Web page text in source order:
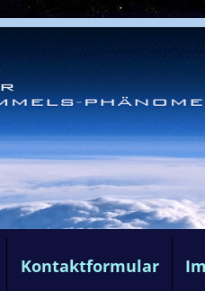
Kontaktformular